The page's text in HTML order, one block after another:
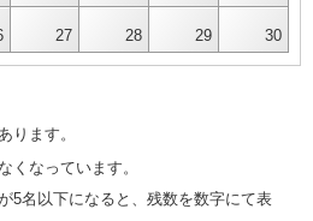
27 28 29 30
ります。
くなっています。
5名以下になると、残数を数字にて表